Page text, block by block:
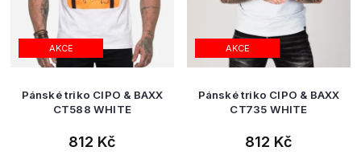
AKCE
Pánské triko CIPO & BAXX
CT588 WHITE
812 Kč
AKCE
Pánské triko CIPO & BAXX
CT735 WHITE
812 Kč